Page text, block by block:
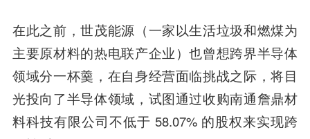
在此之前，世茂能源（一家以生活垃圾和燃煤为
主要原材料的热电联产企业）也曾想跨界半导体
领域分一杯羹，在自身经营面临挑战之际，将目
光投向了半导体领域，试图通过收购南通詹鼎材
料科技有限公司不低于 58.07% 的股权来实现跨